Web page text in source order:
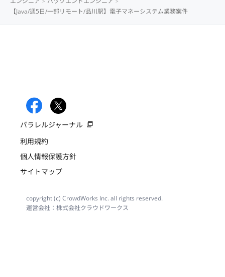
【Java/週5日/一部リモート/品川駅】電子マネーシステム業務案件
パラレルジャーナル
利用規約
個人情報保護方針
サイトマップ
copyright (c) CrowdWorks Inc. all rights reserved.
運営会社：株式会社クラウドワークス